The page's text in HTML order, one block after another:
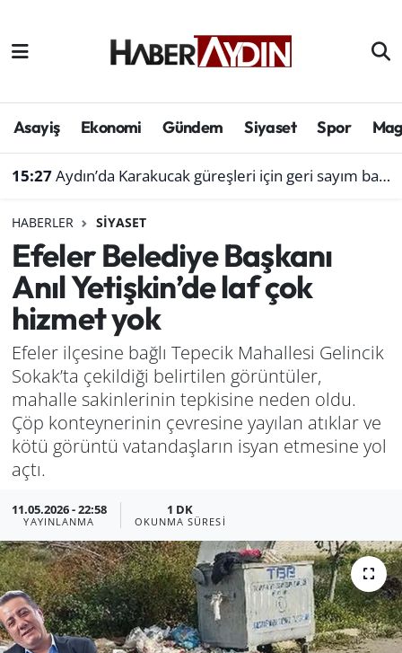
Asayiş Ekonomi Gündem Siyaset Spor
15:27Aydın’da Karakucak güreşleri için geri sayım başladı
HABERLER SIYASET
Efeler Belediye Başkanı
Anıl Yetişkin’de laf çok
hizmet yok
Efeler ilçesine bağlı Tepecik Mahallesi Gelincik
Sokak’ta çekildiği belirtilen görüntüler,
mahalle sakinlerinin tepkisine neden oldu.
Çöp konteynerinin çevresine yayılan atıklar ve
kötü görüntü vatandaşların isyan etmesine yol
açtı.
11.05.2026 - 22:58
YAYINLANMA
1 DK
OKUNMA SÜRESI
Afyonkarahisar
Çevre
Genel
Haber
Izmir
Kütahya
Manisa
Politika
Uşak
Aydın Hava Durumu
Süper Lig Puan Durumu ve Fikstür
Son Dakika Haberleri
Haber Arşivi